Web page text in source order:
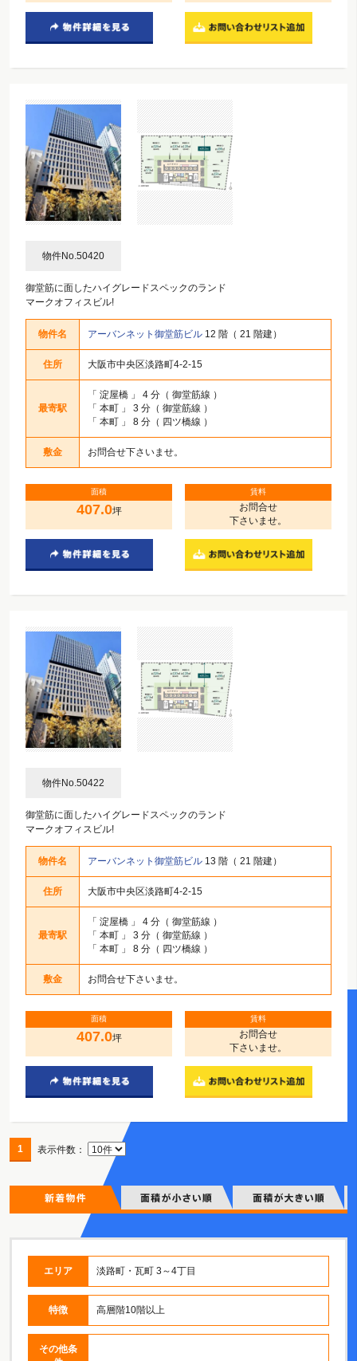
物件No.50420
御堂筋に面したハイグレードスペックのランド
マークオフィスビル!
物件名 アーバンネット御堂筋ビル 12 階（ 21 階建）
住所 大阪市中央区淡路町4-2-15
最寄駅
「 淀屋橋 」 4 分（ 御堂筋線 ）
「 本町 」 3 分（ 御堂筋線 ）
「 本町 」 8 分（ 四ツ橋線 ）
敷金 お問合せ下さいませ。
面積
407.0坪
賃料
お問合せ
下さいませ。
物件No.50422
御堂筋に面したハイグレードスペックのランド
マークオフィスビル!
物件名 アーバンネット御堂筋ビル 13 階（ 21 階建）
住所 大阪市中央区淡路町4-2-15
最寄駅
「 淀屋橋 」 4 分（ 御堂筋線 ）
「 本町 」 3 分（ 御堂筋線 ）
「 本町 」 8 分（ 四ツ橋線 ）
敷金 お問合せ下さいませ。
面積
407.0坪
賃料
お問合せ
下さいませ。
1 表示件数：
エリア 淡路町・瓦町 3～4丁目
特徴 高層階10階以上
その他条